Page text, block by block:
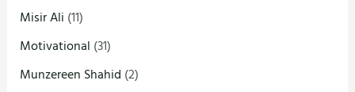
Misir Ali (11)
Motivational (31)
Munzereen Shahid (2)